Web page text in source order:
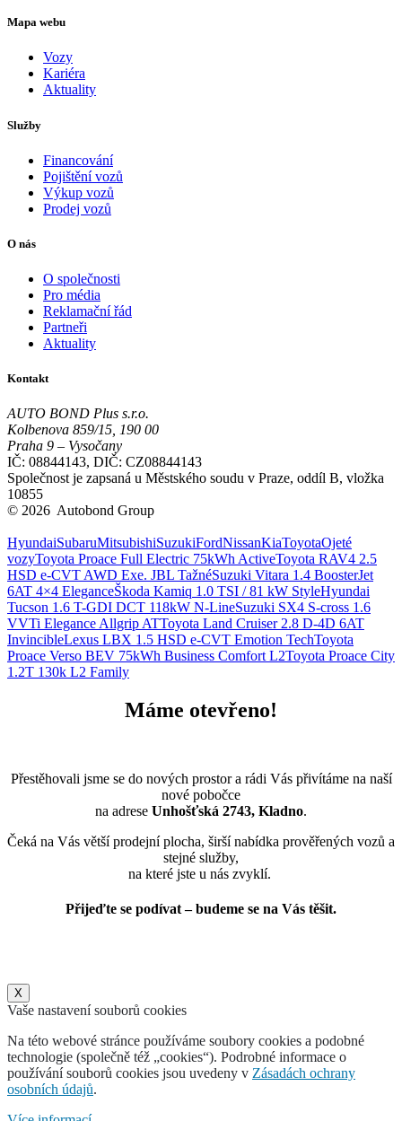
Mapa webu
Vozy
Kariéra
Aktuality
Služby
Financování
Pojištění vozů
Výkup vozů
Prodej vozů
O nás
O společnosti
Pro média
Reklamační řád
Partneři
Aktuality
Kontakt
AUTO BOND Plus s.r.o.
Kolbenova 859/15, 190 00
Praha 9 – Vysočany
IČ: 08844143, DIČ: CZ08844143
Společnost je zapsaná u Městského soudu v Praze, oddíl B, vložka
10855
© 2026 Autobond Group
HyundaiSubaruMitsubishiSuzukiFordNissanKiaToyotaOjeté
vozyToyota Proace Full Electric 75kWh ActiveToyota RAV4 2.5
HSD e-CVT AWD Exe. JBL TažnéSuzuki Vitara 1.4 BoosterJet
6AT 4×4 EleganceŠkoda Kamiq 1.0 TSI / 81 kW StyleHyundai
Tucson 1.6 T-GDI DCT 118kW N-LineSuzuki SX4 S-cross 1.6
VVTi Elegance Allgrip ATToyota Land Cruiser 2.8 D-4D 6AT
InvincibleLexus LBX 1.5 HSD e-CVT Emotion TechToyota
Proace Verso BEV 75kWh Business Comfort L2Toyota Proace City
1.2T 130k L2 Family
Máme otevřeno!
Přestěhovali jsme se do nových prostor a rádi Vás přivítáme na naší
nové pobočce
na adrese Unhošťská 2743, Kladno.
Čeká na Vás větší prodejní plocha, širší nabídka prověřených vozů a
stejné služby,
na které jste u nás zvyklí.
Přijeďte se podívat – budeme se na Vás těšit.
X
Vaše nastavení souborů cookies
Na této webové stránce používáme soubory cookies a podobné
technologie (společně též „cookies“). Podrobné informace o
používání souborů cookies jsou uvedeny v Zásadách ochrany
osobních údajů.